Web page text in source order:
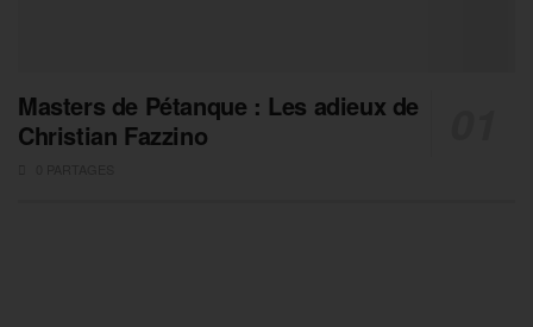
Masters de Pétanque : Les adieux de
Christian Fazzino